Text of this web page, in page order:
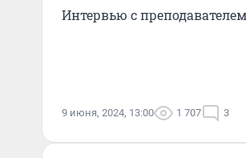
Интервью с
9 июня, 2024, 13:00 1 707 3